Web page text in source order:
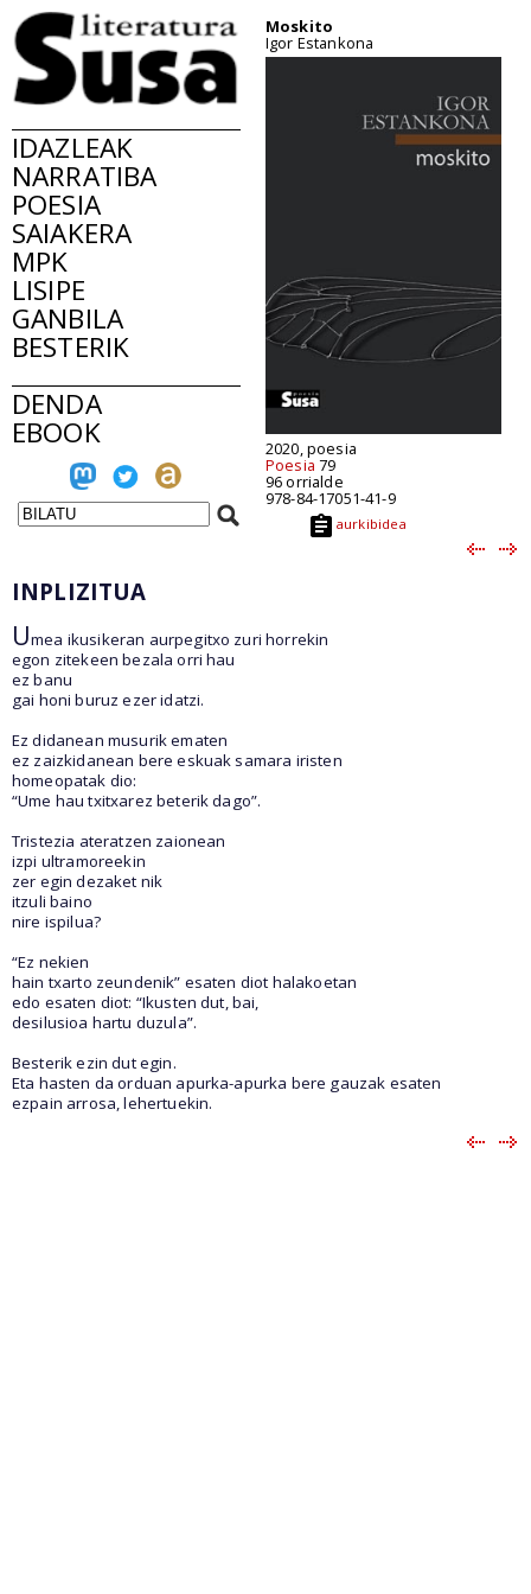
IDAZLEAK
NARRATIBA
POESIA
SAIAKERA
MPK
LISIPE
GANBILA
BESTERIK
DENDA
EBOOK
Moskito
Igor Estankona
2020, poesia
Poesia 79
96 orrialde
978-84-17051-41-9
aurkibidea
INPLIZITUA
Umea ikusikeran aurpegitxo zuri horrekin
egon zitekeen bezala orri hau
ez banu
gai honi buruz ezer idatzi.
Ez didanean musurik ematen
ez zaizkidanean bere eskuak samara iristen
homeopatak dio:
“Ume hau txitxarez beterik dago”.
Tristezia ateratzen zaionean
izpi ultramoreekin
zer egin dezaket nik
itzuli baino
nire ispilua?
“Ez nekien
hain txarto zeundenik” esaten diot halakoetan
edo esaten diot: “Ikusten dut, bai,
desilusioa hartu duzula”.
Besterik ezin dut egin.
Eta hasten da orduan apurka-apurka bere gauzak esaten
ezpain arrosa, lehertuekin.